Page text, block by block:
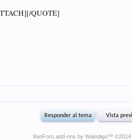
XenForo add-ons by Waindigo™ ©2014